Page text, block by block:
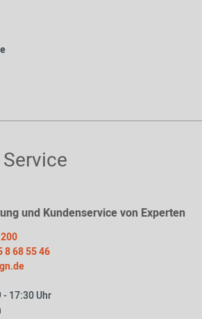
und Kundenservice von Experten
8 68 55 46
17:30 Uhr